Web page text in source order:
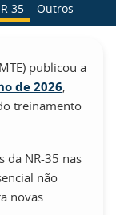
35 Outros
publicou a
de 2026,
treinamento
da NR-35 nas
não
novas